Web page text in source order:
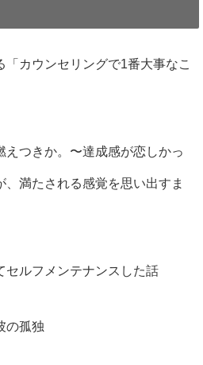
「カウンセリングで1番大事なこ
えつきか。〜達成感が恋しかっ
、満たされる感覚を思い出すま
セルフメンテナンスした話
の孤独